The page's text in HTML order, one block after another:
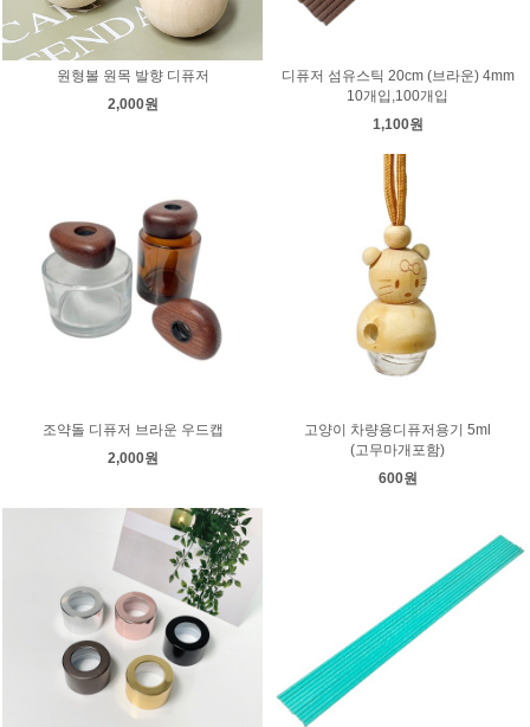
원형볼 원목 발향 디퓨저
2,000원
디퓨저 섬유스틱 20cm (브라운) 4mm
10개입,100개입
1,100원
조약돌 디퓨저 브라운 우드캡
2,000원
고양이 차량용디퓨저용기 5ml
(고무마개포함)
600원